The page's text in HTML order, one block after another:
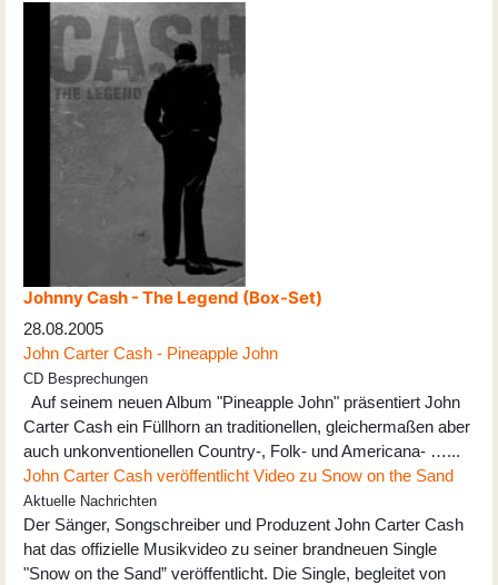
Johnny Cash - The Legend (Box-Set)
28.08.2005
John Carter Cash - Pineapple John
CD Besprechungen
Auf seinem neuen Album "Pineapple John" präsentiert John
Carter Cash ein Füllhorn an traditionellen, gleichermaßen aber
auch unkonventionellen Country-, Folk- und Americana- …...
John Carter Cash veröffentlicht Video zu Snow on the Sand
Aktuelle Nachrichten
Der Sänger, Songschreiber und Produzent John Carter Cash
hat das offizielle Musikvideo zu seiner brandneuen Single
"Snow on the Sand” veröffentlicht. Die Single, begleitet von